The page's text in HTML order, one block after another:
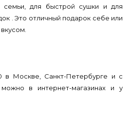
семьи, для быстрой сушки и для
. Это отличный подарок себе или
в Москве, Санкт-Петербурге и с
в интернет-магазинах и у